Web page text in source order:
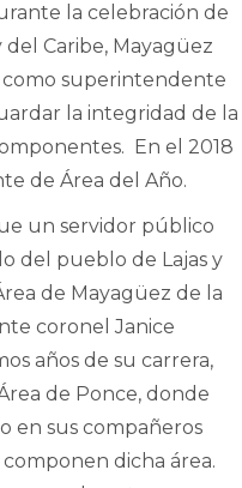
la celebración de
del Caribe, Mayagüez
como superintendente
la integridad de la
En el 2018
de Área del Año.
un servidor público
del pueblo de Lajas y
de Mayagüez de la
coronel Janice
años de su carrera,
de Ponce, donde
en sus compañeros
dicha área.